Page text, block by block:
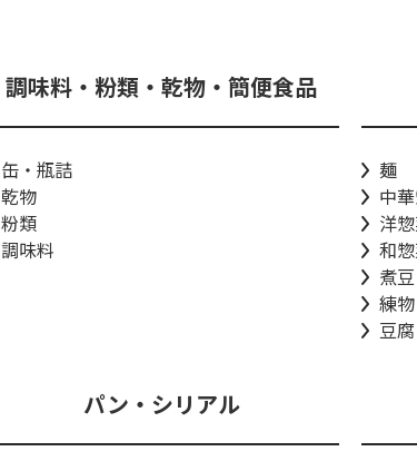
調味料・粉類・乾物・簡便食品
缶・瓶詰
乾物
粉類
調味料
麺
中
洋
和
煮
練物
豆
パン・シリアル